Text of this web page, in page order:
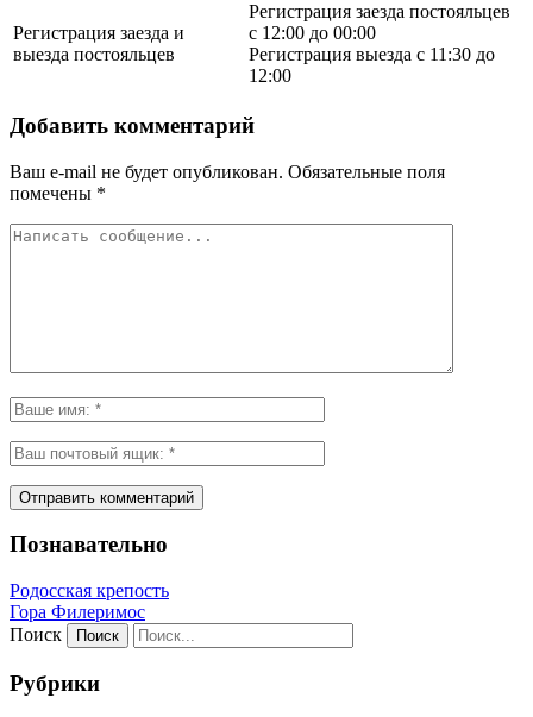
Регистрация заезда и
выезда постояльцев
Регистрация заезда постояльцев
с 12:00 до 00:00
Регистрация выезда с 11:30 до
12:00
Добавить комментарий
Ваш e-mail не будет опубликован. Обязательные поля
помечены *
Познавательно
Родосская крепость
Гора Филеримос
Поиск
Рубрики